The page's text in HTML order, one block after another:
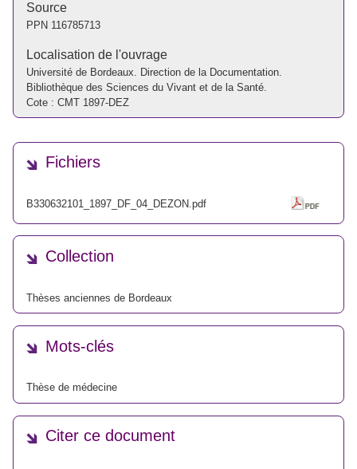
Source
PPN 116785713
Localisation de l'ouvrage
Université de Bordeaux. Direction de la Documentation.
Bibliothèque des Sciences du Vivant et de la Santé.
Cote : CMT 1897-DEZ
Fichiers
B330632101_1897_DF_04_DEZON.pdf
Collection
Thèses anciennes de Bordeaux
Mots-clés
Thèse de médecine
Citer ce document